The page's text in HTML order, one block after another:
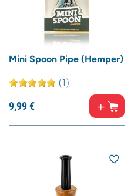
Mini Spoon Pipe (Hemper)
(1)
9,99€